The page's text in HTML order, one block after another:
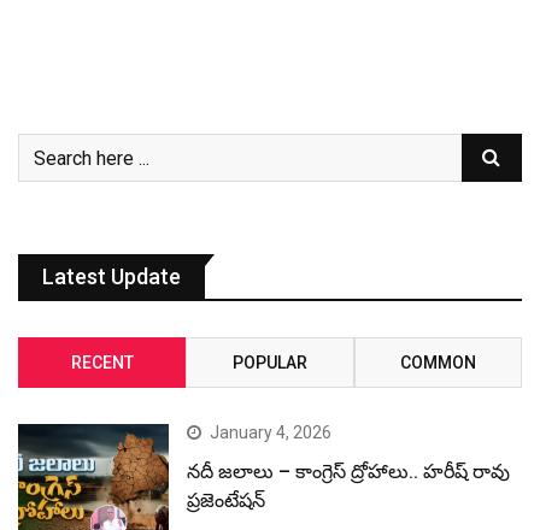
Latest Update
RECENT POPULAR COMMON
January 4, 2026
నదీ జలాలు – కాంగ్రెస్ ద్రోహాలు.. హరీష్ రావు
ప్రజెంటేషన్